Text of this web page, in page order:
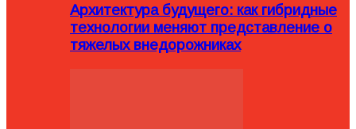
Архитектура будущего: как гибридные
технологии меняют представление о
тяжелых внедорожниках